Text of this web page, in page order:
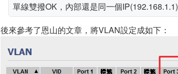
單線雙撥OK，內部還是同一個IP(192.168.1.1)
後來參考了恩山的文章，將VLAN設定成如下：